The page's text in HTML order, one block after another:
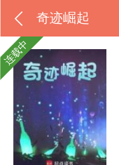
奇迹崛起
连载中